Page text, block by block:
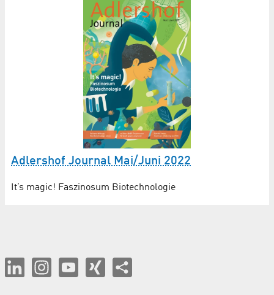
Adlershof Journal Mai/Juni 2022
It’s magic! Faszinosum Biotechnologie